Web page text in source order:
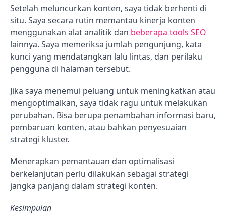
Setelah meluncurkan konten, saya tidak berhenti di
situ. Saya secara rutin memantau kinerja konten
menggunakan alat analitik dan beberapa tools SEO
lainnya. Saya memeriksa jumlah pengunjung, kata
kunci yang mendatangkan lalu lintas, dan perilaku
pengguna di halaman tersebut.
Jika saya menemui peluang untuk meningkatkan atau
mengoptimalkan, saya tidak ragu untuk melakukan
perubahan. Bisa berupa penambahan informasi baru,
pembaruan konten, atau bahkan penyesuaian
strategi kluster.
Menerapkan pemantauan dan optimalisasi
berkelanjutan perlu dilakukan sebagai strategi
jangka panjang dalam strategi konten.
Kesimpulan